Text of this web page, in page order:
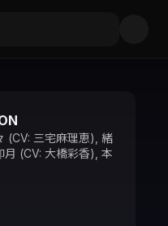
(CV: 三宅麻理恵) 緒
月 (CV: 大橋彩香) 本